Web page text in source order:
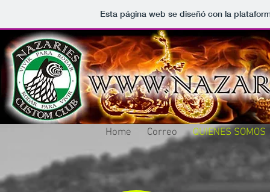
Esta página web se diseñó con la
NAZARIES
Home Correo QUIENES SOMOS